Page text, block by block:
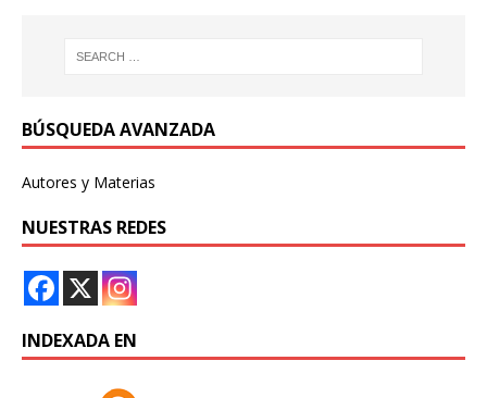
BÚSQUEDA AVANZADA
Autores y Materias
NUESTRAS REDES
INDEXADA EN